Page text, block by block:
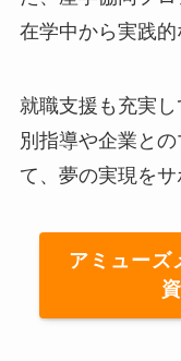
在学中から実践的
就職支援も充実
別指導や企業と
て、夢の実現をサ
アミューズ